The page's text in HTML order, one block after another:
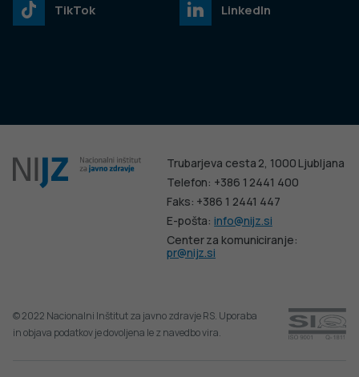
Trubarjeva cesta 2, 1000 Ljubljana
Telefon: +386 1 2441 400
Faks: +386 1 2441 447
E-pošta:info@nijz.si
Center za komuniciranje:
pr@nijz.si
© 2022 Nacionalni Inštitut za javno zdravje RS. Uporaba
in objava podatkov je dovoljena le z navedbo vira.
TikTok LinkedIn